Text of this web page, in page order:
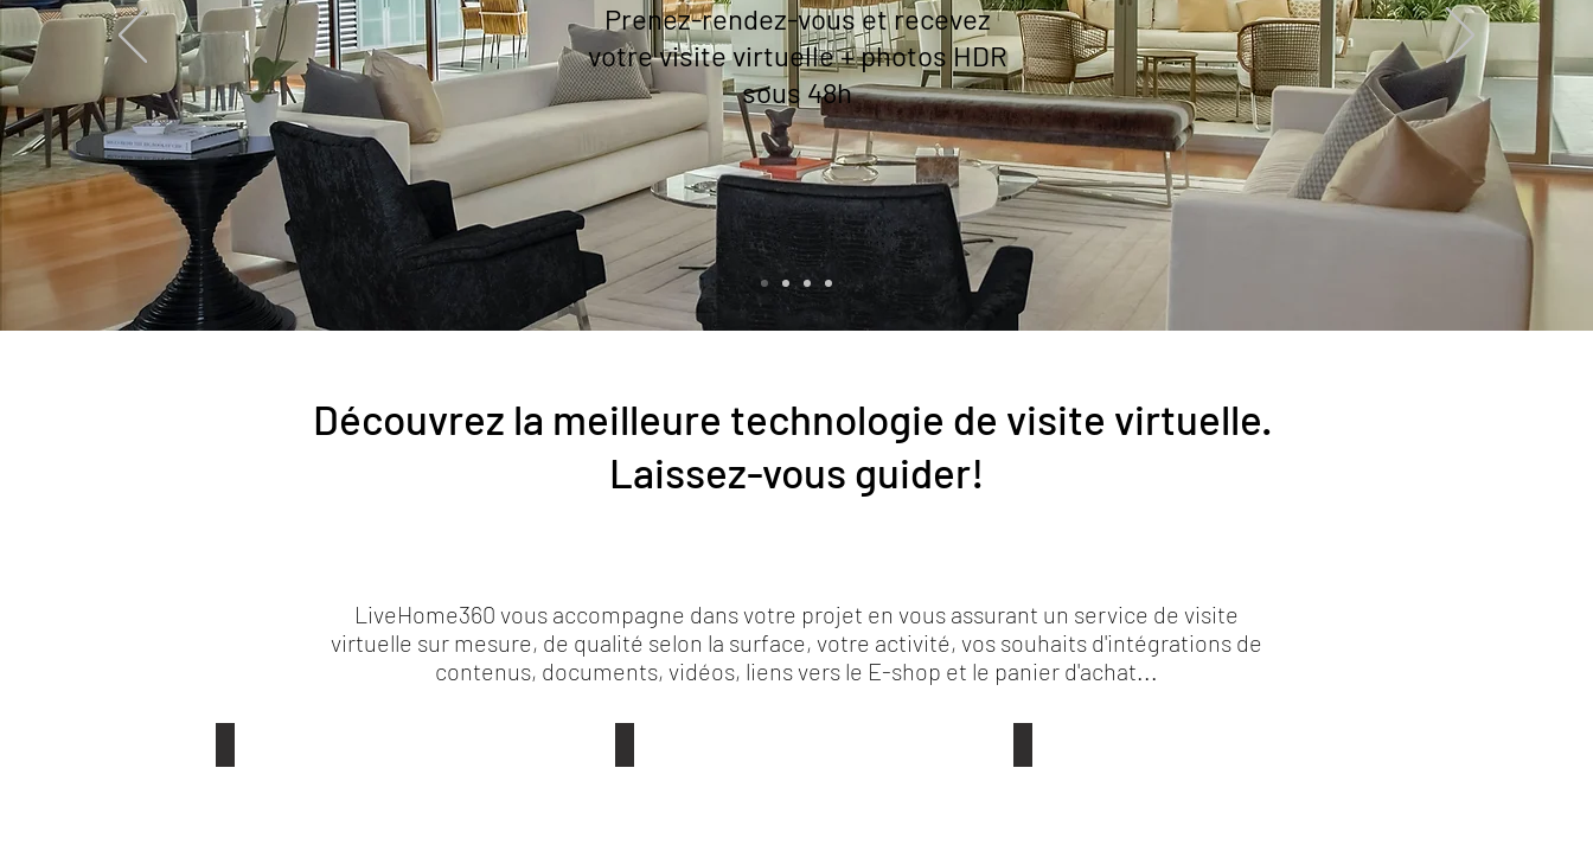
Prenez-rendez-vous et recevez
votre visite virtuelle + photos HDR
sous 48h
Découvrez la meilleure technologie de visite virtuelle.
Laissez-vous guider!
LiveHome360 vous accompagne dans votre projet en vous assurant un service de visite
virtuelle sur mesure, de qualité selon la surface, votre activité, vos souhaits d'intégrations de
contenus, documents, vidéos, liens vers le E-shop et le panier d'achat...